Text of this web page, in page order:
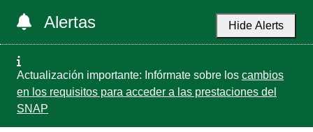
Alertas Hide Alerts
Actualización importante: Infórmate sobre los cambios
en los requisitos para acceder a las prestaciones del
SNAP